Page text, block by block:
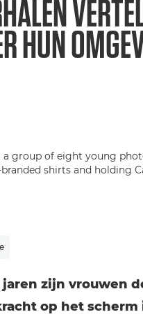
HUN
zijn vrouwen
op het scherm